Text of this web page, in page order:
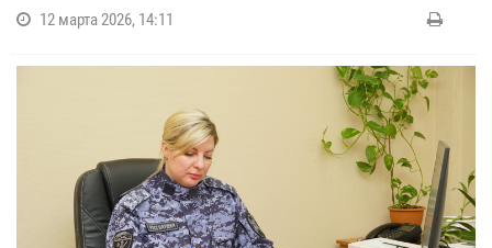
12 марта 2026, 14:11